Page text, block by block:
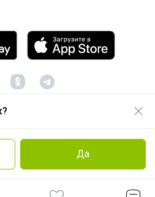
Да
1122468054070, 2012 -2026
пользователя